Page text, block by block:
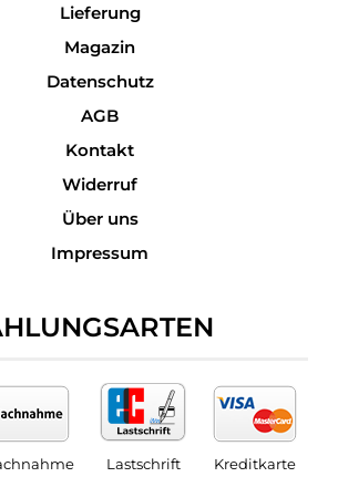
Lieferung
Magazin
Datenschutz
AGB
Kontakt
Widerruf
Über uns
Impressum
Lastschrift Kreditkarte